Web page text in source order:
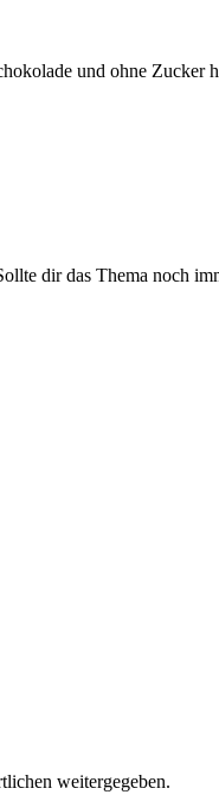
und ohne Zucker
dir das Thema noch
weitergegeben.